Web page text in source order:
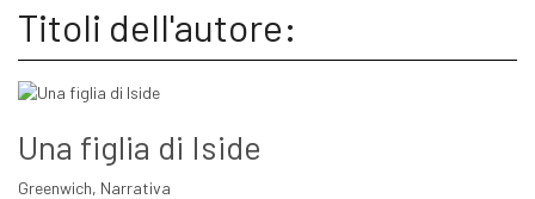
Titoli dell'autore:
Una figlia di Iside
Greenwich, Narrativa